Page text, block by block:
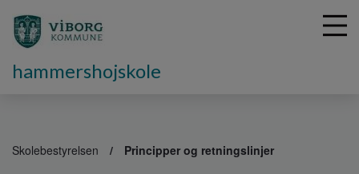
hammershojskole
Skolebestyrelsen Principper og retningslinjer